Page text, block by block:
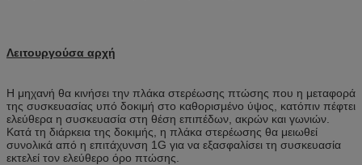
Λειτουργούσα αρχή
Η μηχανή θα κινήσει την πλάκα στερέωσης πτώσης που η μεταφορά
της συσκευασίας υπό δοκιμή στο καθορισμένο ύψος, κατόπιν πέφτει
ελεύθερα η συσκευασία στη θέση επιπέδων, ακρών και γωνιών.
Κατά τη διάρκεια της δοκιμής, η πλάκα στερέωσης θα μειωθεί
συνολικά από η επιτάχυνση 1G για να εξασφαλίσει τη συσκευασία
εκτελεί τον ελεύθερο όρο πτώσης.